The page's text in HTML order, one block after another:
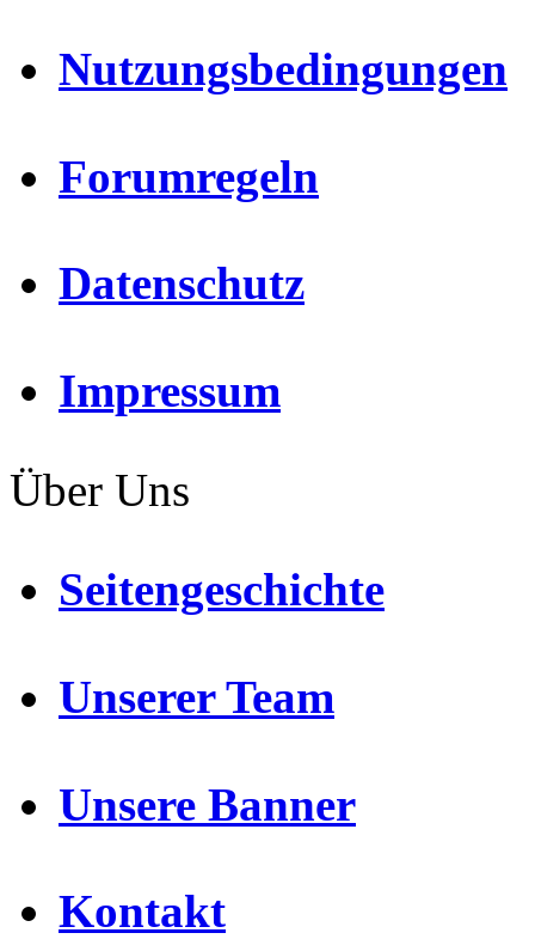
Nutzungsbedingungen
Forumregeln
Datenschutz
Impressum
Über Uns
Seitengeschichte
Unserer Team
Unsere Banner
Kontakt